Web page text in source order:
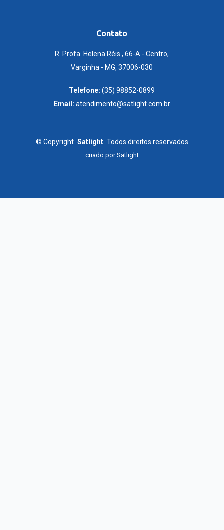
Contato
R. Profa. Helena Réis , 66-A - Centro,
Varginha - MG, 37006-030
Telefone: (35) 98852-0899
Email: atendimento@satlight.com.br
© Copyright Satlight Todos direitos reservados
criado porSatlight